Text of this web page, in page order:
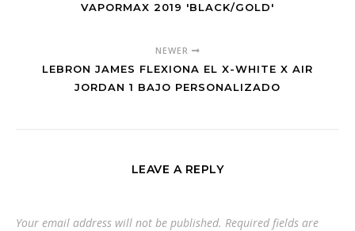
VAPORMAX 2019 'BLACK/GOLD'
NEWER
LEBRON JAMES FLEXIONA EL X-WHITE X AIR
JORDAN 1 BAJO PERSONALIZADO
LEAVE A REPLY
Your email address will not be published. Required fields are